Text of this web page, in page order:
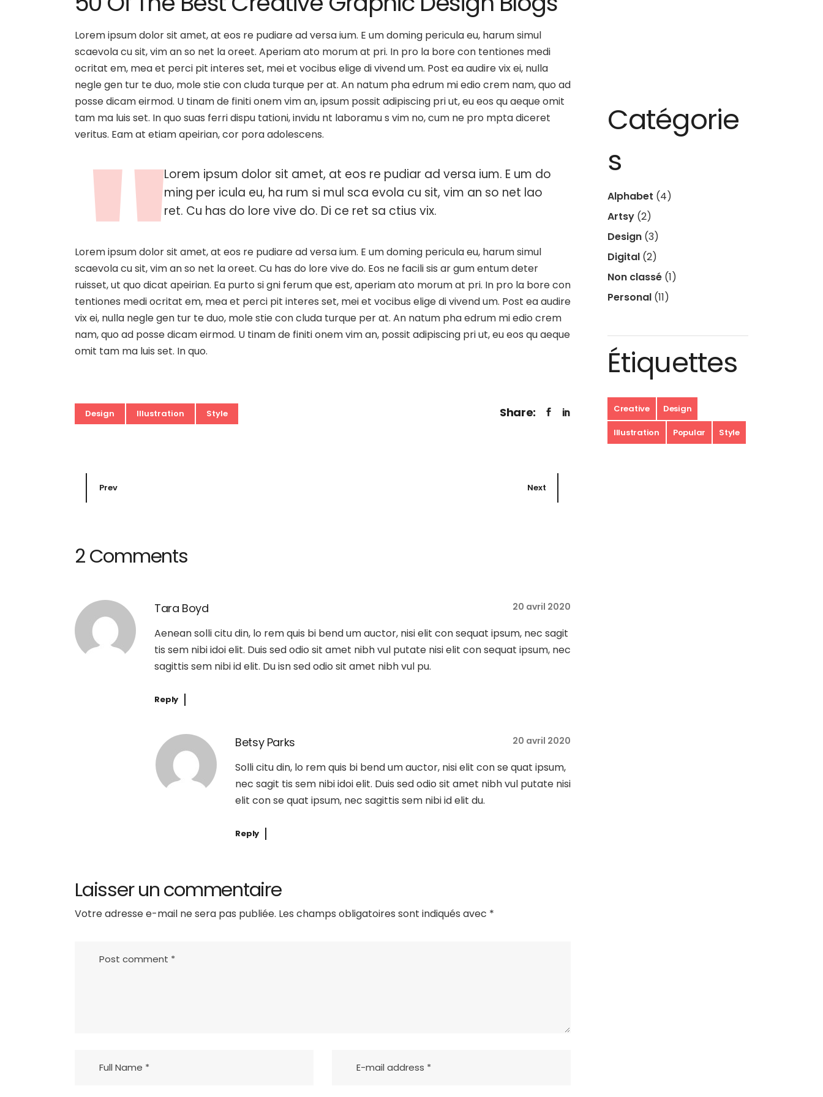
augmenter
ou
diminuer
le
volume.
Lorem ipsum dolor sit amet, at eos re pudiare ad versa ium. E um doming pericula eu, harum simul
scaevola cu sit, vim an so net la oreet. Aperiam ato morum at pri. In pro la bore con tentiones medi
ocritat em, mea et perci pit interes set, mei et vocibus elige di vivend um. Post ea audire vix ei, nulla
negle gen tur te duo, mole stie con cluda turque per at. An natum pha edrum mi edio crem nam, quo ad
posse dicam eirmod. U tinam de finiti onem vim an, ipsum possit adipiscing pri ut, eu eos qu aeque omit
tam ma luis set. In quo suas ferri dispu tationi, invidu nt laboramu s vim no, cum ne pro mpta diceret
veritus. Eam at etiam apeirian, cor pora adolescens.
Lorem ipsum dolor sit amet, at eos re pudiar ad versa ium. E um do
ming per icula eu, ha rum si mul sca evola cu sit, vim an so net lao
ret. Cu has do lore vive do. Di ce ret sa ctius vix.
Lorem ipsum dolor sit amet, at eos re pudiare ad versa ium. E um doming pericula eu, harum simul
scaevola cu sit, vim an so net la oreet. Cu has do lore vive do. Eos ne facili sis ar gum entum deter
ruisset, ut quo dicat apeirian. Ea purto si gni ferum que est, aperiam ato morum at pri. In pro la bore con
tentiones medi ocritat em, mea et perci pit interes set, mei et vocibus elige di vivend um. Post ea audire
vix ei, nulla negle gen tur te duo, mole stie con cluda turque per at. An natum pha edrum mi edio crem
nam, quo ad posse dicam eirmod. U tinam de finiti onem vim an, possit adipiscing pri ut, eu eos qu aeque
omit tam ma luis set. In quo.
Design Illustration Style Share:
Prev Next
2 Comments
Tara Boyd 20 avril 2020
Aenean solli citu din, lo rem quis bi bend um auctor, nisi elit con sequat ipsum, nec sagit
tis sem nibi idoi elit. Duis sed odio sit amet nibh vul putate nisi elit con sequat ipsum, nec
sagittis sem nibi id elit. Du isn sed odio sit amet nibh vul pu.
Reply
Betsy Parks 20 avril 2020
Solli citu din, lo rem quis bi bend um auctor, nisi elit con se quat ipsum,
nec sagit tis sem nibi idoi elit. Duis sed odio sit amet nibh vul putate nisi
elit con se quat ipsum, nec sagittis sem nibi id elit du.
Reply
Laisser un commentaire
Votre adresse e-mail ne sera pas publiée. Les champs obligatoires sont indiqués avec *
Catégorie
s
Alphabet (4)
Artsy (2)
Design (3)
Digital (2)
Non classé (1)
Personal (11)
Étiquettes
Creative Design
Illustration Popular Style